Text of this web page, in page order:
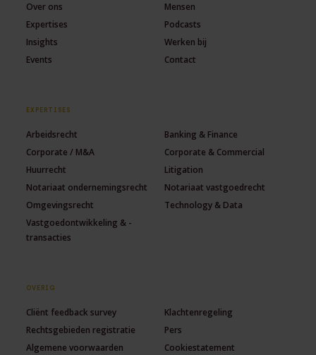
Over ons
Mensen
Expertises
Podcasts
Insights
Werken bij
Events
Contact
EXPERTISES
Arbeidsrecht
Banking & Finance
Corporate / M&A
Corporate & Commercial
Huurrecht
Litigation
Notariaat ondernemingsrecht
Notariaat vastgoedrecht
Omgevingsrecht
Technology & Data
Vastgoedontwikkeling & -
transacties
OVERIG
Cliënt feedback survey
Klachtenregeling
Rechtsgebieden registratie
Pers
Algemene voorwaarden
Cookiestatement